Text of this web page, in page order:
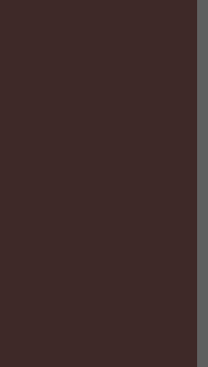
daarvoor